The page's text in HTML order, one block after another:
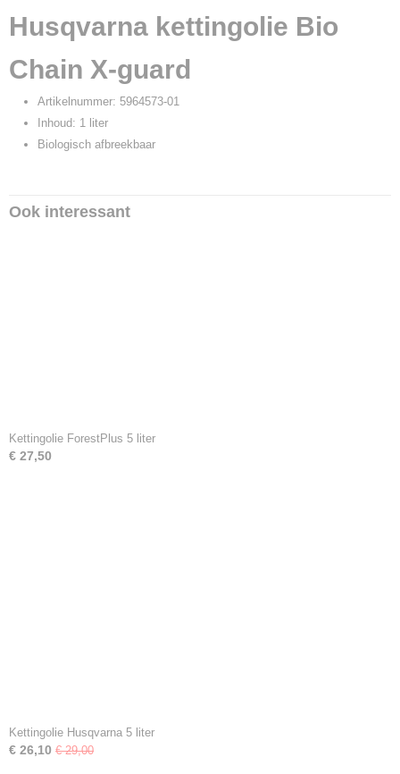
Productcode leverancier
5964573-01
Husqvarna kettingolie Bio
Chain X-guard
Artikelnummer: 5964573-01
Inhoud: 1 liter
Biologisch afbreekbaar
Ook interessant
Kettingolie ForestPlus 5 liter
€ 27,50
Kettingolie Husqvarna 5 liter
€ 26,10 € 29,00